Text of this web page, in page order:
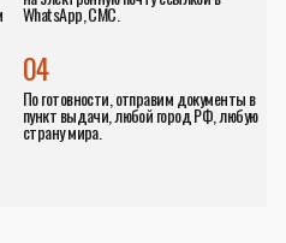
WhatsApp, СМС.
04
По готовности, отправим документы в
пункт выдачи, любой город РФ, любую
страну мира.